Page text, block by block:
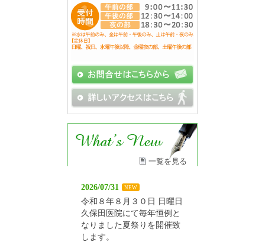
一覧を見る
2026/07/31 NEW
令和８年８月３０日 日曜日
久保田医院にて毎年恒例と
なりました夏祭りを開催致
します。